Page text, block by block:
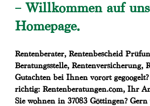
– Willkommen auf
Homepage.
Rentenberater, Rentenbescheid
Beratungsstelle, Rentenversicherung,
Gutachten bei Ihnen vorort
richtig: Rentenberatungen.com, Ihr
Sie wohnen in 37083 Göttingen?